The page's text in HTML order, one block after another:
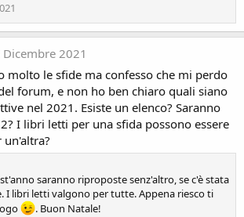
2021
molto le sfide ma confesso che mi perdo
forum, e non ho ben chiaro quali siano
nel 2021. Esiste un elenco? Saranno
I libri letti per una sfida possono essere
un'altra?
saranno riproposte senz'altro, se c'è stata
I libri letti valgono per tutte. Appena riesco ti
. Buon Natale!